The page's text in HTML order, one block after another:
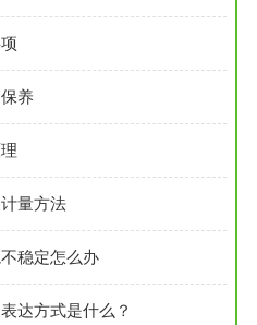
养
量方法
稳定怎么办
达方式是什么？